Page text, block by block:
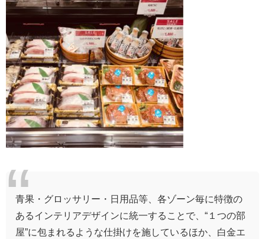
青果・グロッサリー・日用品等、各ゾーン毎に特徴の
あるインテリアデザインに統一することで、“１つの部
屋”に包まれるような仕掛けを施しているほか、白金エ